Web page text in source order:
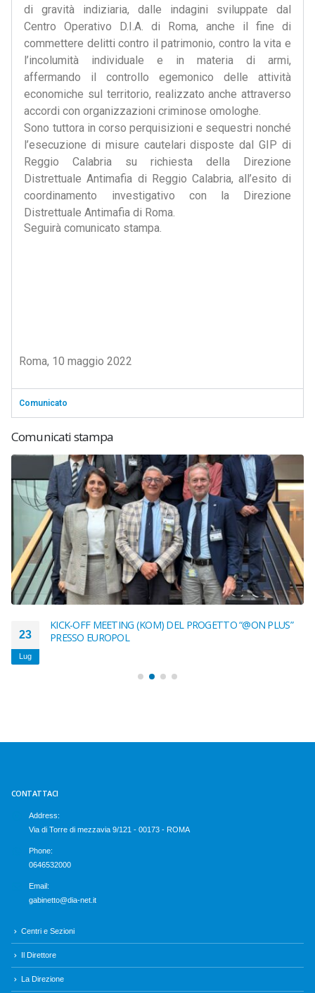
di gravità indiziaria, dalle indagini sviluppate dal
Centro Operativo D.I.A. di Roma, anche il fine di
commettere delitti contro il patrimonio, contro la vita e
l’incolumità individuale e in materia di armi,
affermando il controllo egemonico delle attività
economiche sul territorio, realizzato anche attraverso
accordi con organizzazioni criminose omologhe.
Sono tuttora in corso perquisizioni e sequestri nonché
l’esecuzione di misure cautelari disposte dal GIP di
Reggio Calabria su richiesta della Direzione
Distrettuale Antimafia di Reggio Calabria, all’esito di
coordinamento investigativo con la Direzione
Distrettuale Antimafia di Roma.
Seguirà comunicato stampa.
Roma, 10 maggio 2022
Comunicato
Comunicati stampa
23
Lug
KICK-OFF MEETING (KOM) DEL PROGETTO “@ON PLUS”
PRESSO EUROPOL
CONTATTACI
Address:
Via di Torre di mezzavia 9/121 - 00173 - ROMA
Phone:
0646532000
Email:
gabinetto@dia-net.it
Centri e Sezioni
Il Direttore
La Direzione